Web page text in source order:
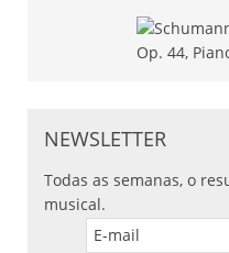
NEWSLETTER
Todas as semanas, o
musical.